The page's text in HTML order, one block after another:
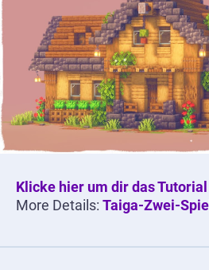
Klicke hier um dir das
More Details: Taiga-Zwei-